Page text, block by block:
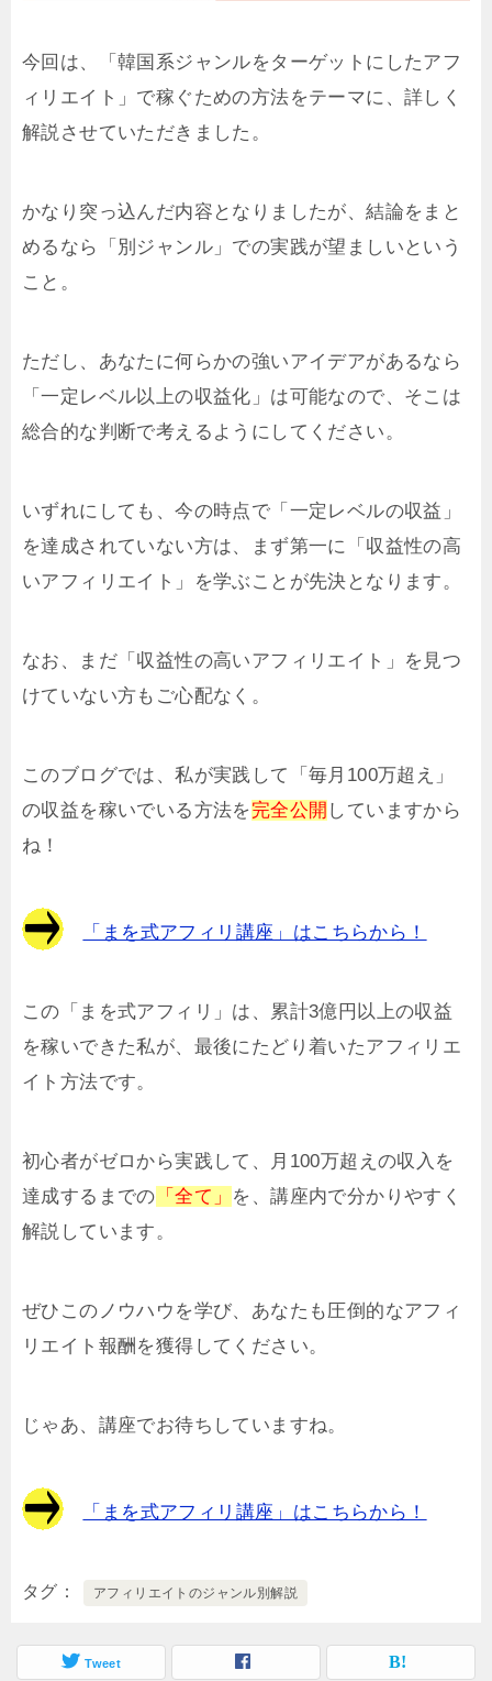
今回は、「韓国系ジャンルをターゲットにしたアフ
ィリエイト」で稼ぐための方法をテーマに、詳しく
解説させていただきました。
かなり突っ込んだ内容となりましたが、結論をまと
めるなら「別ジャンル」での実践が望ましいという
こと。
ただし、あなたに何らかの強いアイデアがあるなら
「一定レベル以上の収益化」は可能なので、そこは
総合的な判断で考えるようにしてください。
いずれにしても、今の時点で「一定レベルの収益」
を達成されていない方は、まず第一に「収益性の高
いアフィリエイト」を学ぶことが先決となります。
なお、まだ「収益性の高いアフィリエイト」を見つ
けていない方もご心配なく。
このブログでは、私が実践して「毎月100万超え」
の収益を稼いでいる方法を完全公開 していますから
ね！
「まを式アフィリ講座」はこちらから！
この「まを式アフィリ」は、累計3億円以上の収益
を稼いできた私が、最後にたどり着いたアフィリエ
イト方法です。
初心者がゼロから実践して、月100万超えの収入を
達成するまでの 「全て」 を、講座内で分かりやすく
解説しています。
ぜひこのノウハウを学び、あなたも圧倒的なアフィ
リエイト報酬を獲得してください。
じゃあ、講座でお待ちしていますね。
「まを式アフィリ講座」はこちらから！
タグ アフィリエイトのジャンル別解説
Tweet